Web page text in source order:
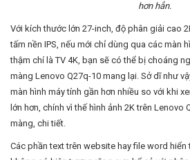
hơn hẳn.
Với kích thước lớn 27-inch, độ phân giải cao
tấm nền IPS, nếu mới chỉ dùng qua các màn
thậm chí là TV 4K, bạn sẽ có thể bị choáng
màng Lenovo Q27q-10 mang lại. Sở dĩ như
màn hình máy tính gần hơn nhiều so với khi
lớn hơn, chính vì thế hình ảnh 2K trên Lenovo
màng, chi tiết.
Các phần text trên website hay file word